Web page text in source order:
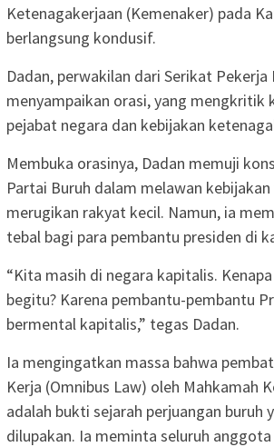
Ketenagakerjaan (Kemenaker) pada
berlangsung kondusif.
Dadan, perwakilan dari Serikat Pekerja
menyampaikan orasi, yang mengkritik
pejabat negara dan kebijakan
Membuka orasinya, Dadan memuji
Partai Buruh dalam melawan
merugikan rakyat kecil. Namun, ia
tebal bagi para pembantu presiden di
“Kita masih di negara kapitalis.
begitu? Karena pembantu-pembantu
bermental kapitalis,” tegas Dadan.
Ia mengingatkan massa bahwa
Kerja (Omnibus Law) oleh Mahkamah
adalah bukti sejarah perjuangan buruh
dilupakan. Ia meminta seluruh